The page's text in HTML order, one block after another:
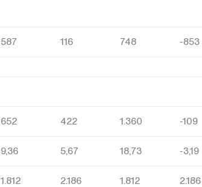
587 116 748 -853
652 422 1.360 -109
9,36 5,67 18,73 -3,19
1.812 2.186 1.812 2.186